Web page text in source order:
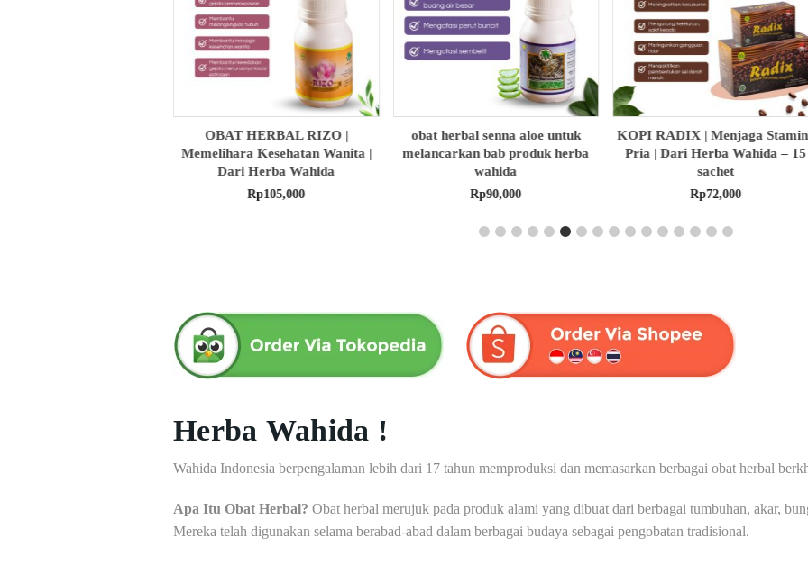
obat herbal senna aloe untuk
melancarkan bab produk herba
wahida
Rp90,000
KOPI RADIX | Menjaga Stamina
Pria | Dari Herba Wahida – 15
sachet
Rp72,000
HABBASAUDA EXTRA
PROPOLIS & VCO | Dari
Wahida
Rp175,000
Herba Wahida !
Wahida Indonesia berpengalaman lebih dari 17 tahun memproduksi dan memasarkan berbagai obat herbal
Apa Itu Obat Herbal? Obat herbal merujuk pada produk alami yang dibuat dari berbagai tumbuhan, akar,
Mereka telah digunakan selama berabad-abad dalam berbagai budaya sebagai pengobatan tradisional.